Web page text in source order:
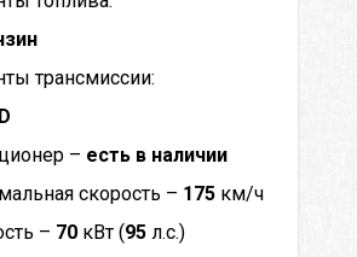
трансмиссии:
– есть в наличии
скорость – 175 км/ч
– 70 кВт (95 л.с.)